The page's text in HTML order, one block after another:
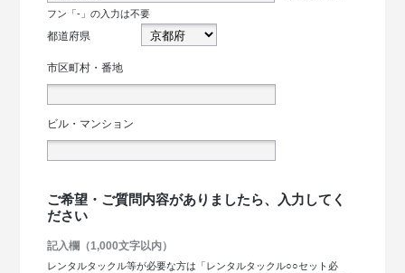
フン「-」の入力は不要
都道府県
市区町村・番地
ビル・マンション
ご希望・ご質問内容がありましたら、入力してく
ださい
記入欄（1,000文字以内）
レンタルタックル等が必要な方は「レンタルタックル○○セット必